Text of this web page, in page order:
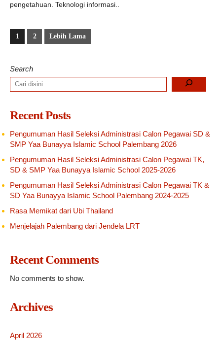
pengetahuan. Teknologi informasi..
1 2 Lebih Lama
Search
Recent Posts
Pengumuman Hasil Seleksi Administrasi Calon Pegawai SD &
SMP Yaa Bunayya Islamic School Palembang 2026
Pengumuman Hasil Seleksi Administrasi Calon Pegawai TK,
SD & SMP Yaa Bunayya Islamic School 2025-2026
Pengumuman Hasil Seleksi Administrasi Calon Pegawai TK &
SD Yaa Bunayya Islamic School Palembang 2024-2025
Rasa Memikat dari Ubi Thailand
Menjelajah Palembang dari Jendela LRT
Recent Comments
No comments to show.
Archives
April 2026